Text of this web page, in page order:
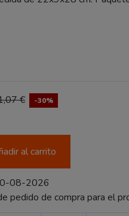
€ -30%
al carrito
08-2026
pedido de compra para el